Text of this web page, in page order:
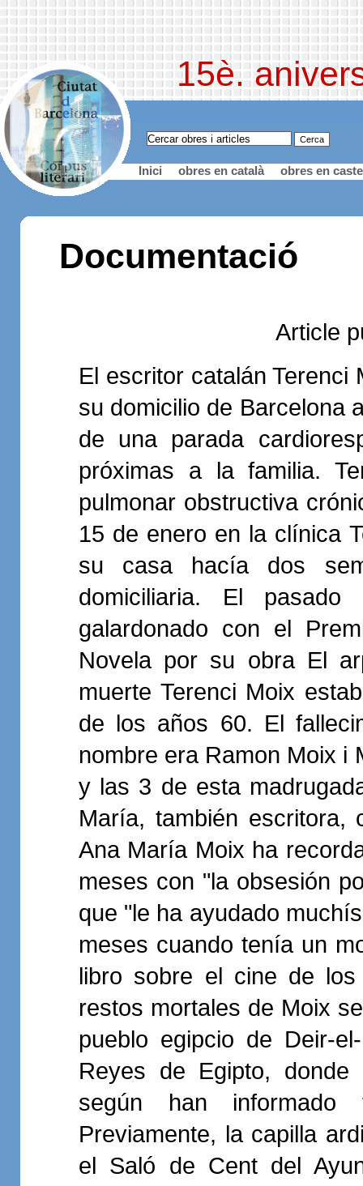
15è.
Inici obres en català obres en
Documentació
Article
El escritor catalán Terenci
su domicilio de Barcelona
de una parada
próximas a la familia.
pulmonar obstructiva
15 de enero en la clínica
su casa hacía dos
domiciliaria. El
galardonado con el
Novela por su obra El
muerte Terenci Moix
de los años 60. El
nombre era Ramon Moix i
y las 3 de esta
María, también escritora,
Ana María Moix ha
meses con "la obsesión
que "le ha ayudado
meses cuando tenía un
libro sobre el cine de
restos mortales de Moix
pueblo egipcio de Deir-
Reyes de Egipto,
según han
Previamente, la capilla
el Saló de Cent del